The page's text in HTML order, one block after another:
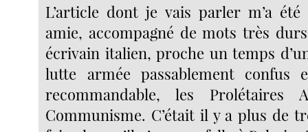
L’article dont je vais parler m’a
amie, accompagné de mots très
écrivain italien, proche un temps
lutte armée passablement confus
recommandable, les Prolétaires
Communisme. C’était il y a plus de